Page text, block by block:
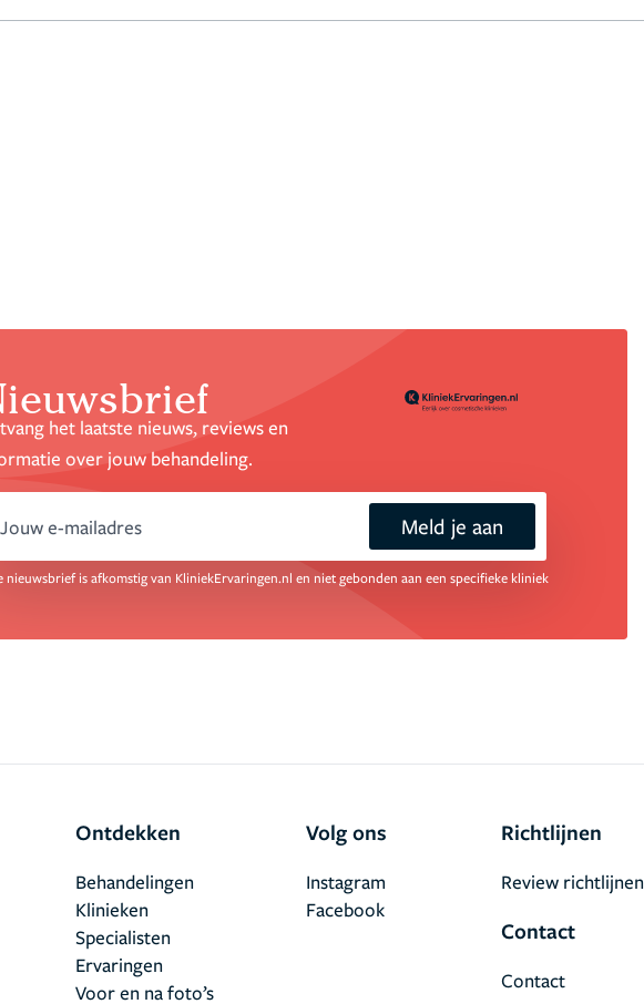
het laatste nieuws, reviews en
over jouw behandeling.
email Meld je aan
nieuwsbrief is afkomstig van KliniekErvaringen.nl en niet gebonden aan een specifieke kliniek
Ontdekken
Behandelingen
Klinieken
Specialisten
Ervaringen
Voor en na foto’s
Volg ons
Facebook
Instagram
Richtlijnen
Review richtlijnen
Contact
Contact